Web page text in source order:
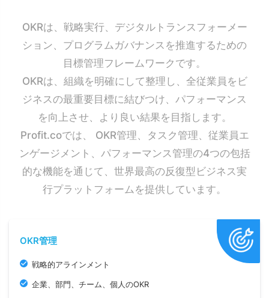
OKRは、戦略実行、デジタルトランスフォーメー
ション、プログラムガバナンスを推進するための
目標管理フレームワークです。
OKRは、組織を明確にして整理し、全従業員をビ
ジネスの最重要目標に結びつけ、パフォーマンス
を向上させ、より良い結果を目指します。
Profit.coでは、 OKR管理、タスク管理、従業員エ
ンゲージメント、パフォーマンス管理の4つの包括
的な機能を通じて、世界最高の反復型ビジネス実
行プラットフォームを提供しています。
OKR管理
戦略的アラインメント
企業、部門、チーム、個人のOKR